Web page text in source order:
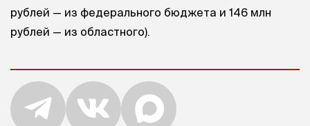
рублей — из федерального бюджета и 146 млн
рублей — из областного).